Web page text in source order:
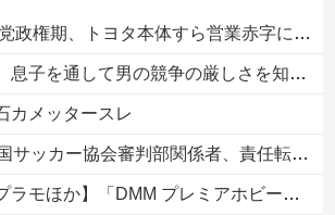
体すら営業赤字になる「超円高」…中小企業の景況も厳しい水準だった←これエグいよな
子を通して男の競争の厳しさを知るｗｗｗｗ
カメッタースレ
審判部関係者、責任転嫁「外国人審判たちが先にマッサージを望んだ」
】「DMM プレミアホビー商品抽選販売」【本日開始！】他